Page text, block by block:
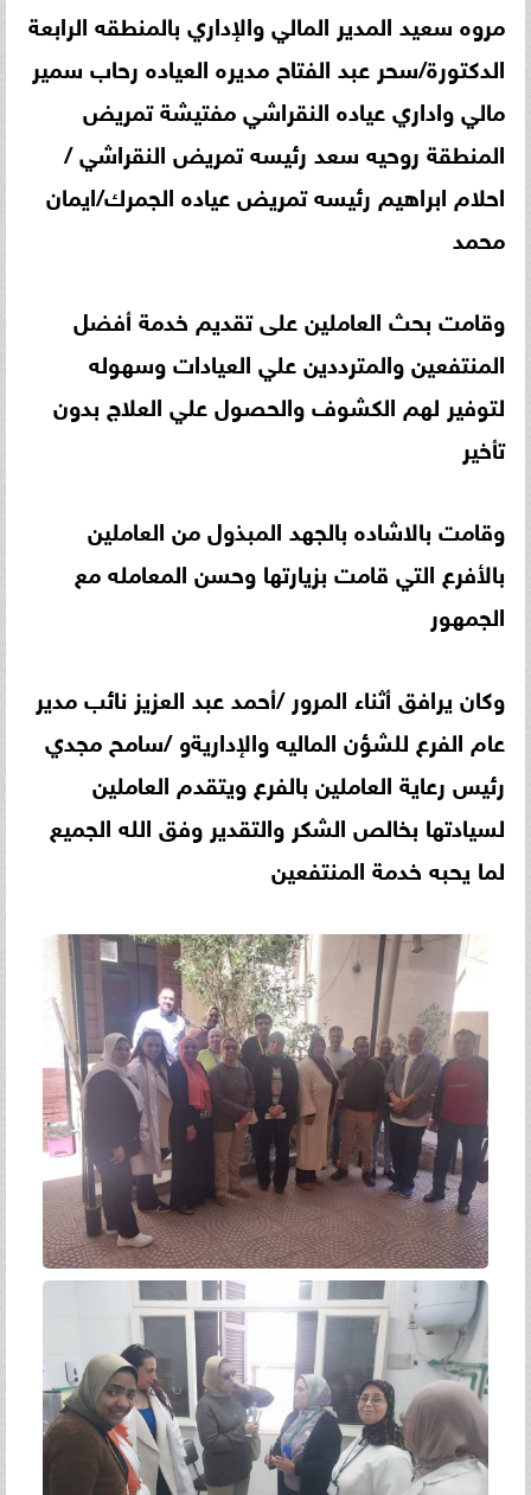
مروه سعيد المدير المالي والإداري بالمنطقه الرابعة
الدكتورة/سحر عبد الفتاح مديره العياده رحاب سمير
مالي واداري عياده النقراشي مفتيشة تمريض
المنطقة روحيه سعد رئيسه تمريض النقراشي /
احلام ابراهيم رئيسه تمريض عياده الجمرك/ايمان
محمد
وقامت بحث العاملين على تقديم خدمة أفضل
المنتفعين والمترددين علي العيادات وسهوله
لتوفير لهم الكشوف والحصول علي العلاج بدون
تأخير
وقامت بالاشاده بالجهد المبذول من العاملين
بالأفرع التي قامت بزيارتها وحسن المعامله مع
الجمهور
وكان يرافق أثناء المرور /أحمد عبد العزيز نائب مدير
عام الفرع للشؤن الماليه والإداريةو /سامح مجدي
رئيس رعاية العاملين بالفرع ويتقدم العاملين
لسيادتها بخالص الشكر والتقدير وفق الله الجميع
لما يحبه خدمة المنتفعين